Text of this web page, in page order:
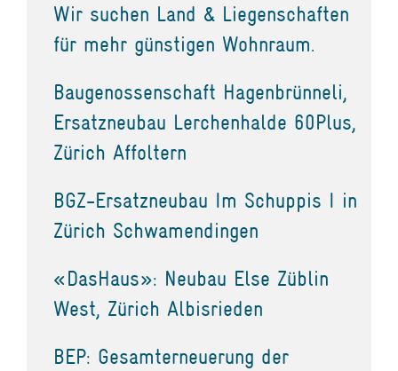
Wir suchen Land & Liegenschaften
für mehr günstigen Wohnraum.
Baugenossenschaft Hagenbrünneli,
Ersatzneubau Lerchenhalde 60Plus,
Zürich Affoltern
BGZ-Ersatzneubau Im Schuppis I in
Zürich Schwamendingen
«DasHaus»: Neubau Else Züblin
West, Zürich Albisrieden
BEP: Gesamterneuerung der